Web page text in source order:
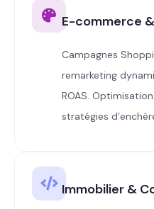
E-commerce
Campagnes
remarketing
ROAS.
stratégies
Immobilier &